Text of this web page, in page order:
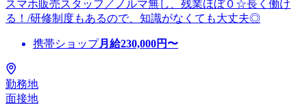
スマホ販売スタッフ／ノルマ無し、残業ほぼ０☆長く働け
る！/研修制度もあるので、知識がなくても大丈夫◎
携帯ショップ月給230,000円〜
勤務地
面接地